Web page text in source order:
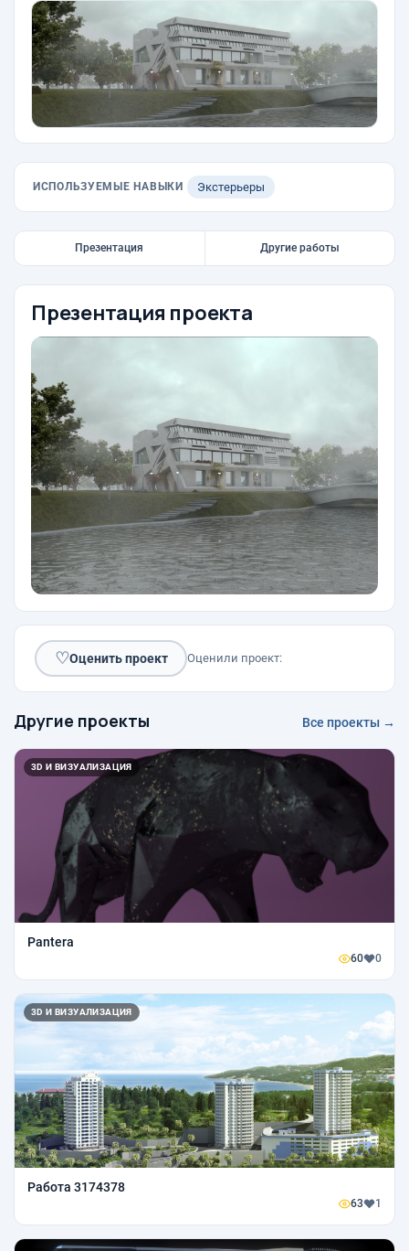
ИСПОЛЬЗУЕМЫЕ НАВЫКИ Экстерьеры
Презентация Другие работы
Презентация проекта
♡Оценить проект Оценили проект:
Другие проекты Все проекты →
3D И ВИЗУАЛИЗАЦИЯ
Pantera
60 0
3D И ВИЗУАЛИЗАЦИЯ
Работа 3174378
63 1